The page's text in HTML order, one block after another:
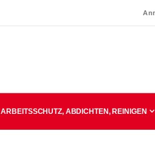
ARBEITSSCHUTZ, ABDICHTEN, REINIGEN